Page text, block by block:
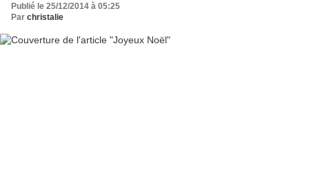
Publié le 25/12/2014 à 05:25
Par christalie